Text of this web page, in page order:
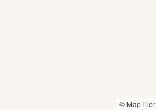
© MapTiler